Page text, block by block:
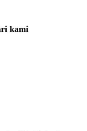
kami